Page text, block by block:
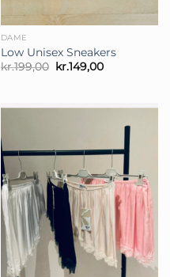
DAME
Low Unisex Sneakers
kr.199,00 Den
oprindelige
kr.199,00.
kr.149,00Den
kr.149,00.